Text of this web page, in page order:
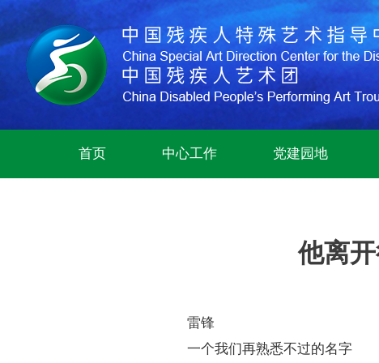
首页 中心工作 党建园地
他离
雷锋
一个我们再熟悉不过的名字